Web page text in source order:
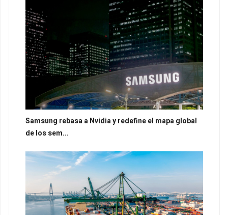
Samsung rebasa a Nvidia y redefine el mapa global
de los sem...